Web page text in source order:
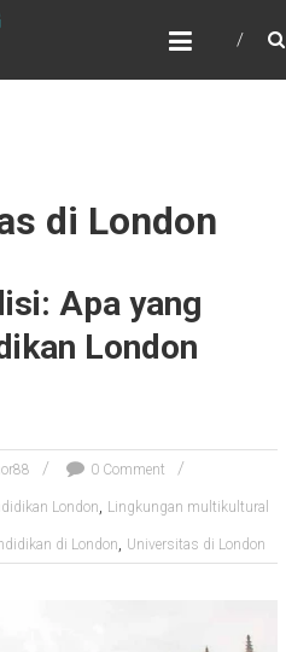
di London
Apa yang
London
0 Comment
London, Lingkungan multikultural
di London, Universitas di London